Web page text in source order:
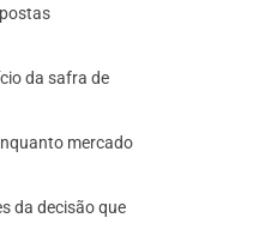
da safra de
mercado
da decisão que